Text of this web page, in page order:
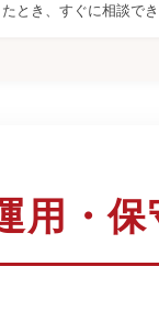
たとき、すぐに相談で
用・保